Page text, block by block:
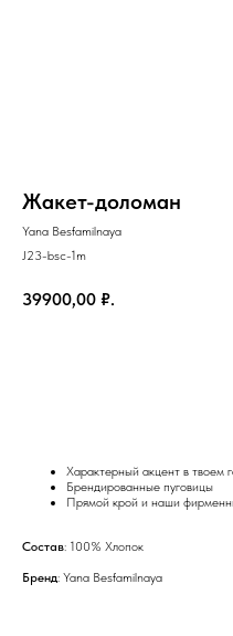
Жакет-доломан
Yana Besfamilnaya
J23-bsc-1m
39900,00 ₽.
Характерный акцент в твоем
Брендированные пуговицы
Прямой крой и наши
Состав: 100% Хлопок
Бренд: Yana Besfamilnaya
на главную